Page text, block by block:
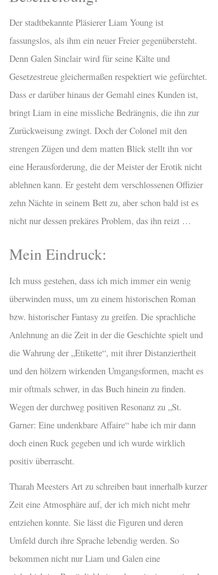
Der stadtbekannte Pläsierer Liam Young ist
fassungslos, als ihm ein neuer Freier gegenübersteht.
Denn Galen Sinclair wird für seine Kälte und
Gesetzestreue gleichermaßen respektiert wie gefürchtet.
Dass er darüber hinaus der Gemahl eines Kunden ist,
bringt Liam in eine missliche Bedrängnis, die ihn zur
Zurückweisung zwingt. Doch der Colonel mit den
strengen Zügen und dem matten Blick stellt ihn vor
eine Herausforderung, die der Meister der Erotik nicht
ablehnen kann. Er gesteht dem verschlossenen Offizier
zehn Nächte in seinem Bett zu, aber schon bald ist es
nicht nur dessen prekäres Problem, das ihn reizt …
Mein Eindruck:
Ich muss gestehen, dass ich mich immer ein wenig
überwinden muss, um zu einem historischen Roman
bzw. historischer Fantasy zu greifen. Die sprachliche
Anlehnung an die Zeit in der die Geschichte spielt und
die Wahrung der „Etikette“, mit ihrer Distanziertheit
und den hölzern wirkenden Umgangsformen, macht es
mir oftmals schwer, in das Buch hinein zu finden.
Wegen der durchweg positiven Resonanz zu „St.
Garner: Eine undenkbare Affaire“ habe ich mir dann
doch einen Ruck gegeben und ich wurde wirklich
positiv überrascht.
Tharah Meesters Art zu schreiben baut innerhalb kurzer
Zeit eine Atmosphäre auf, der ich mich nicht mehr
entziehen konnte. Sie lässt die Figuren und deren
Umfeld durch ihre Sprache lebendig werden. So
bekommen nicht nur Liam und Galen eine